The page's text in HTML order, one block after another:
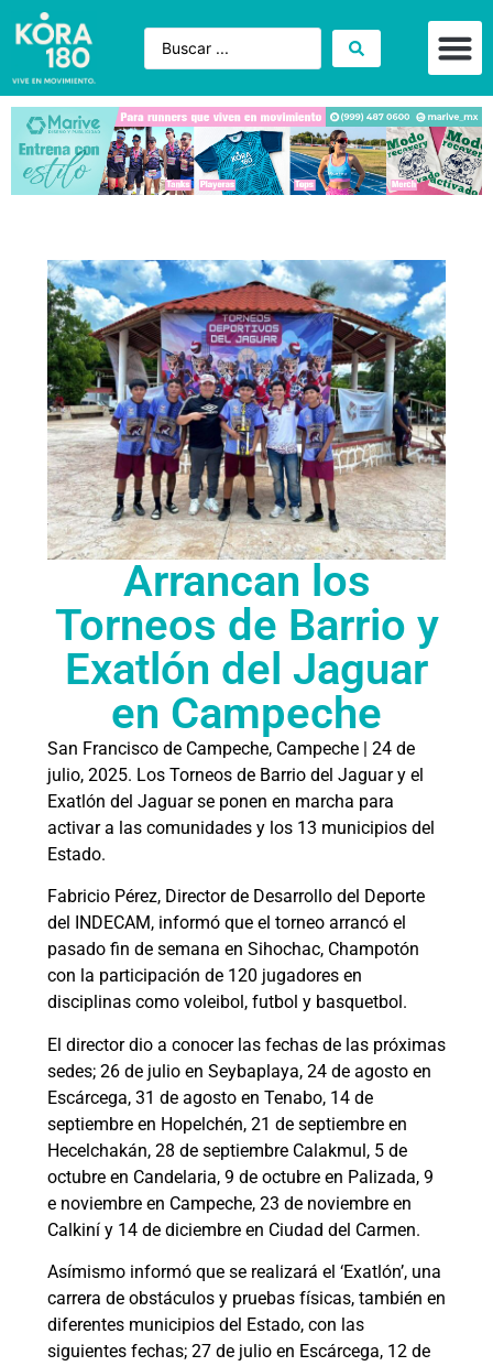
Arrancan los
Torneos de Barrio y
Exatlón del Jaguar
en Campeche
San Francisco de Campeche, Campeche | 24 de
julio, 2025. Los Torneos de Barrio del Jaguar y el
Exatlón del Jaguar se ponen en marcha para
activar a las comunidades y los 13 municipios del
Estado.
Fabricio Pérez, Director de Desarrollo del Deporte
del INDECAM, informó que el torneo arrancó el
pasado fin de semana en Sihochac, Champotón
con la participación de 120 jugadores en
disciplinas como voleibol, futbol y basquetbol.
El director dio a conocer las fechas de las próximas
sedes; 26 de julio en Seybaplaya, 24 de agosto en
Escárcega, 31 de agosto en Tenabo, 14 de
septiembre en Hopelchén, 21 de septiembre en
Hecelchakán, 28 de septiembre Calakmul, 5 de
octubre en Candelaria, 9 de octubre en Palizada, 9
e noviembre en Campeche, 23 de noviembre en
Calkiní y 14 de diciembre en Ciudad del Carmen.
Asímismo informó que se realizará el ‘Exatlón’, una
carrera de obstáculos y pruebas físicas, también en
diferentes municipios del Estado, con las
siguientes fechas; 27 de julio en Escárcega, 12 de